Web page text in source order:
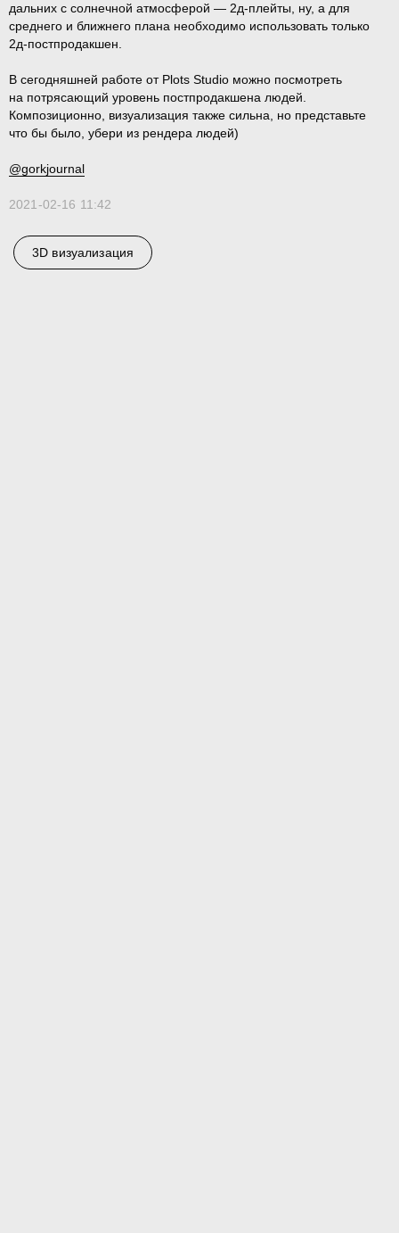
дальних c солнечной атмосферой — 2д-плейты, ну, а для
среднего и ближнего плана необходимо использовать только
2д-постпродакшен.
В сегодняшней работе от Plots Studio можно посмотреть
на потрясающий уровень постпродакшена людей.
Композиционно, визуализация также сильна, но представьте
что бы было, убери из рендера людей)
@gorkjournal
2021-02-16 11:42
3D визуализация